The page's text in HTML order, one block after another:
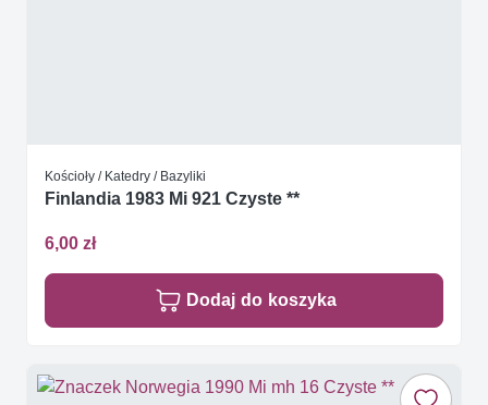
Kościoły / Katedry / Bazyliki
Finlandia 1983 Mi 921 Czyste **
6,00 zł
Dodaj do koszyka